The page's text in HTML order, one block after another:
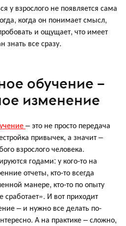
у взрослого не появляется сама
когда он понимает смысл,
и ощущает, что имеет
знать все сразу.
обучение –
изменение
– это не просто передача
привычек, а значит –
взрослого человека.
годами: у кого-то на
отчеты, кто-то всегда
манере, кто-то по опыту
сработает». И вот приходит
– и нужно все делать по-
А на практике – сложно,